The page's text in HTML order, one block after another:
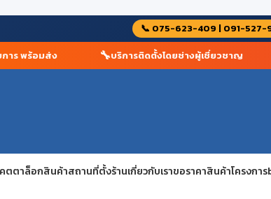
📞 075-623-409 | 091-527-
พร้อมส่ง บริการติดตั้งโดยช่างผู้เชี่ยวชาญ
ตตาล็อกสินค้าสถานที่ตั้งร้านเกี่ยวกับเราขอราคาสินค้าโครงการ